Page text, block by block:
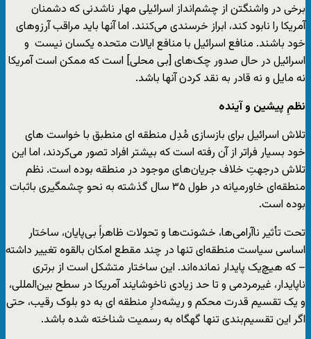
برخی در واشنگتن از چشم‌انداز اسرائیلی ‌مهار ناشدنی که دشمنان
آمریکا را نابود کند، ابراز خرسندی می‌کنند. اما آنها باید مراقب آرزو‌های
خود باشند. منافع اسرائیل با منافع ایالات متحده یکسان نیست و
اسرائیل در حال صدور چک‌های [بی محلی] است که ممکن است آمریکا
نه مایل و نه قادر به نقد کردن آنها باشد.
نظمِ پیشین و آینده
تلاش اسرائیل برای بازسازی مُدِل منطقه ای منطبق با خواست های
خود بسیار فراتر از آن رفته است که بیشتر افراد تصور می‌کردند، اما این
تلاش درجهتِ خلاف جریان‌های موجود در منطقه بوده است. نظم
منطقه‌ای خاورمیانه در طول ۳۵ سال گذشته به‌ نحو چشمگیری باثبات
بوده است.
تحت تأثیر ناآرامی‌ها، خشونت‌ها و تحولات ظاهراً بی‌پایان، ساختار
اساسی سیاست منطقه‌ای تنها در چند مقطع امکان بالقوه تغییر داشته
– که هیچ‌یک پایدار نمانده‌اند. این ساختار متشکل است از برتری
ناپایدار، غیرمردمی و تا حد زیادی ناخوشایند آمریکا در سطح بین‌المللی،
و یک تقسیم قدرت محکم و ریشه‌دارِ منطقه ای به دو بلوک رقیب، حتی
اگر این تقسیم‌بندی تنها گهگاه به رسمیت شناخته شده باشد.